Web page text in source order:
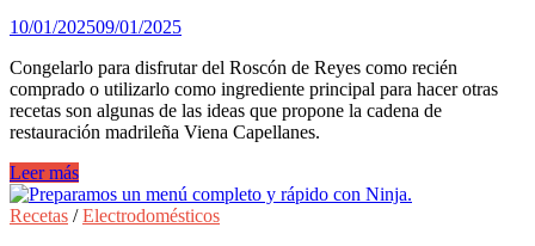
10/01/202509/01/2025
Congelarlo para disfrutar del Roscón de Reyes como recién
comprado o utilizarlo como ingrediente principal para hacer otras
recetas son algunas de las ideas que propone la cadena de
restauración madrileña Viena Capellanes.
Consejos
para
conservar
Leer más
Recetas /Electrodomésticos